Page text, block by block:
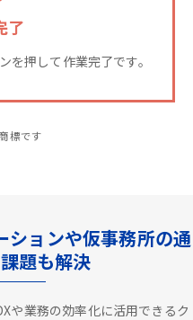
了
を押して作業完了です。
標です
ションや仮事務所の通
題も解決
や業務の効率化に活用できるク